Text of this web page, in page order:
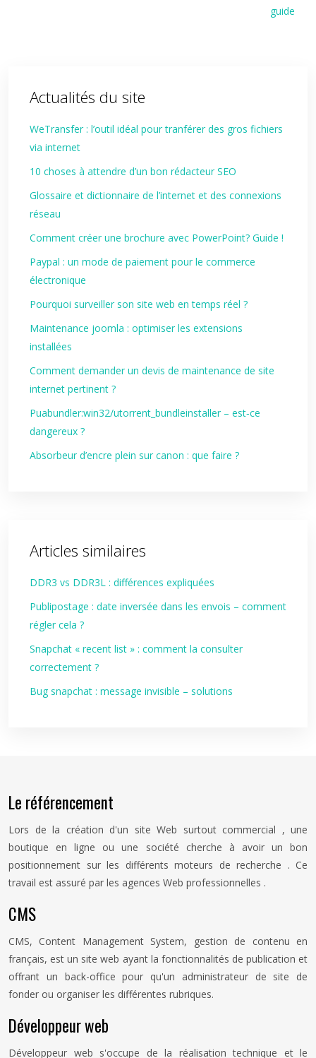
guide
Actualités du site
WeTransfer : l’outil idéal pour tranférer des gros fichiers
via internet
10 choses à attendre d’un bon rédacteur SEO
Glossaire et dictionnaire de l’internet et des connexions
réseau
Comment créer une brochure avec PowerPoint? Guide !
Paypal : un mode de paiement pour le commerce
électronique
Pourquoi surveiller son site web en temps réel ?
Maintenance joomla : optimiser les extensions
installées
Comment demander un devis de maintenance de site
internet pertinent ?
Puabundler:win32/utorrent_bundleinstaller – est‑ce
dangereux ?
Absorbeur d’encre plein sur canon : que faire ?
Articles similaires
DDR3 vs DDR3L : différences expliquées
Publipostage : date inversée dans les envois – comment
régler cela ?
Snapchat « recent list » : comment la consulter
correctement ?
Bug snapchat : message invisible – solutions
Le référencement
Lors de la création d'un site Web surtout commercial , une
boutique en ligne ou une société cherche à avoir un bon
positionnement sur les différents moteurs de recherche . Ce
travail est assuré par les agences Web professionnelles .
CMS
CMS, Content Management System, gestion de contenu en
français, est un site web ayant la fonctionnalités de publication et
offrant un back-office pour qu'un administrateur de site de
fonder ou organiser les différentes rubriques.
Développeur web
Développeur web s'occupe de la réalisation technique et le